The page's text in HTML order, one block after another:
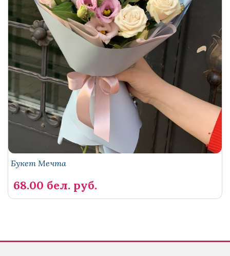
Букет Мечта
68.00 бел. руб.